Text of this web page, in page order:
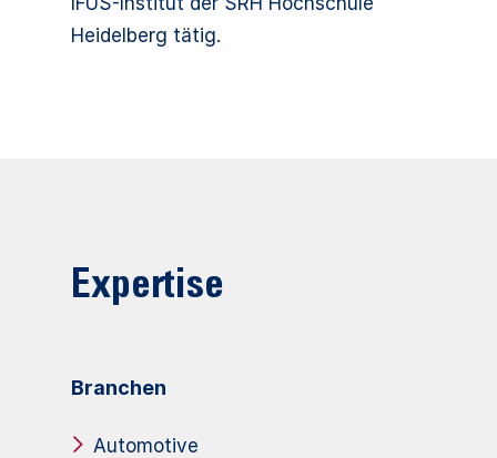
Heidelberg tätig.
Expertise
Branchen
Automotive